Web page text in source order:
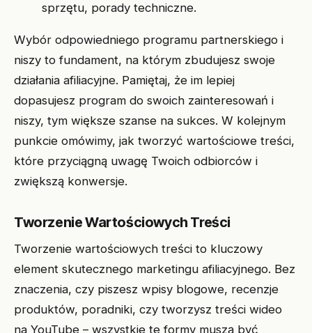
sprzętu, porady techniczne.
Wybór odpowiedniego programu partnerskiego i
niszy to fundament, na którym zbudujesz swoje
działania afiliacyjne. Pamiętaj, że im lepiej
dopasujesz program do swoich zainteresowań i
niszy, tym większe szanse na sukces. W kolejnym
punkcie omówimy, jak tworzyć wartościowe treści,
które przyciągną uwagę Twoich odbiorców i
zwiększą konwersje.
Tworzenie Wartościowych Treści
Tworzenie wartościowych treści to kluczowy
element skutecznego marketingu afiliacyjnego. Bez
znaczenia, czy piszesz wpisy blogowe, recenzje
produktów, poradniki, czy tworzysz treści wideo
na YouTube – wszystkie te formy muszą być